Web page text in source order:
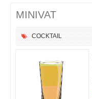
MINIVAT
COCKTAIL